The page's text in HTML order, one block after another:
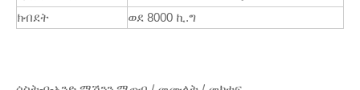
ክብደት
ወደ 8000 ኪ.ግ